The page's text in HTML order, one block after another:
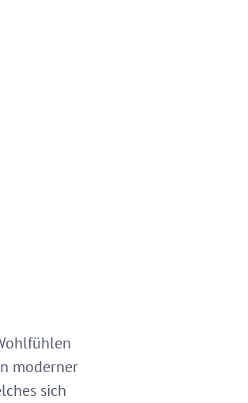
moderner
sich